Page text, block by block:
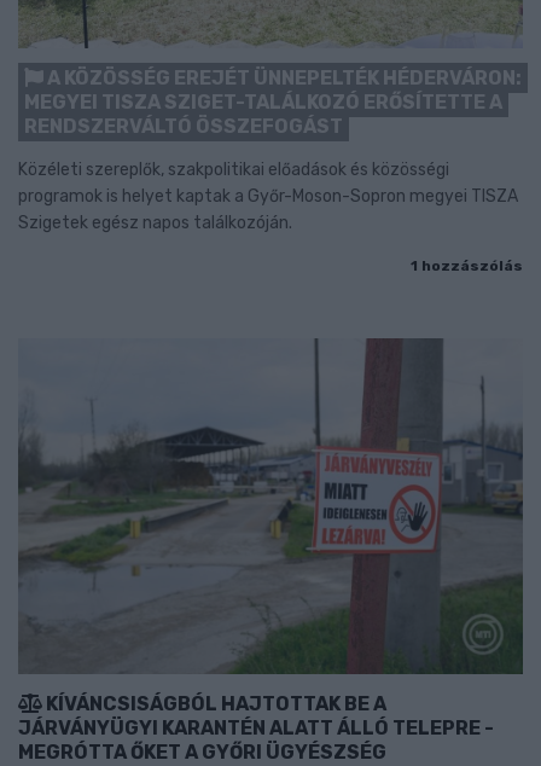
A KÖZÖSSÉG EREJÉT ÜNNEPELTÉK HÉDERVÁRON:
MEGYEI TISZA SZIGET-TALÁLKOZÓ ERŐSÍTETTE A
RENDSZERVÁLTÓ ÖSSZEFOGÁST
Közéleti szereplők, szakpolitikai előadások és közösségi
programok is helyet kaptak a Győr-Moson-Sopron megyei TISZA
Szigetek egész napos találkozóján.
1 hozzászólás
KÍVÁNCSISÁGBÓL HAJTOTTAK BE A
JÁRVÁNYÜGYI KARANTÉN ALATT ÁLLÓ TELEPRE -
MEGRÓTTA ŐKET A GYŐRI ÜGYÉSZSÉG